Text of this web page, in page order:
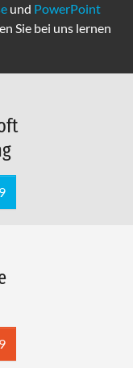
und PowerPoint
Sie bei uns lernen